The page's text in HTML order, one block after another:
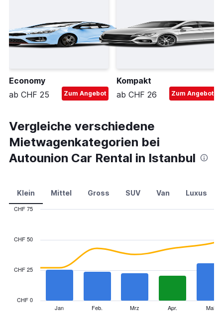
Economy
ab CHF 25
Zum Angebot
Kompakt
ab CHF 26
Zum Angebot
Vergleiche verschiedene
Mietwagenkategorien bei
Autounion Car Rental in Istanbul
Klein Mittel Gross SUV Van Luxus
has
Jan Feb. Mrz Apr. Mai
CHF 0
CHF 25
CHF 50
CHF 75